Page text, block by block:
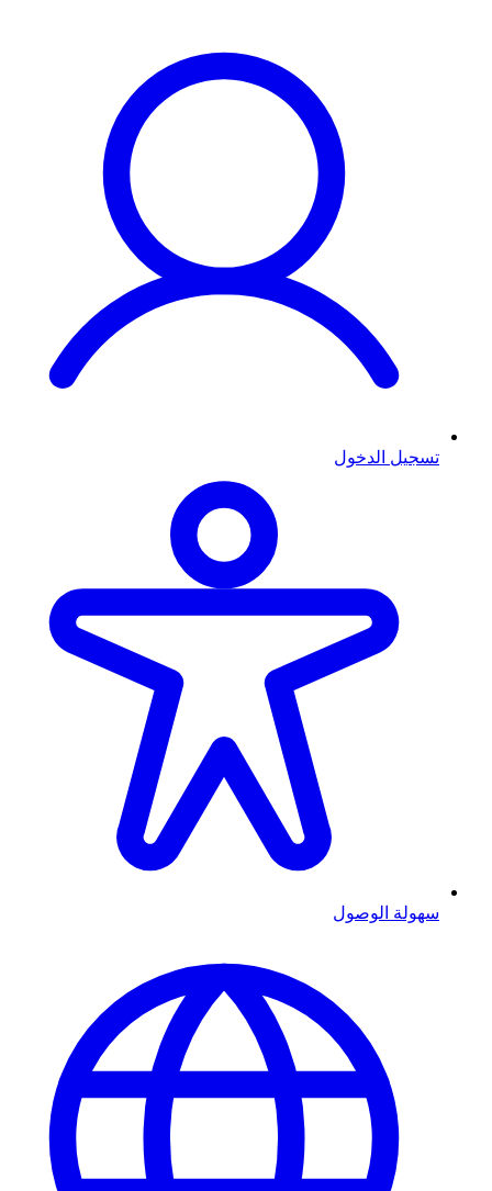
تسجيل الدخول
سهولة الوصول